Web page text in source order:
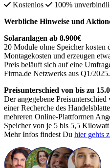
Kostenlos 100%
Werbliche Hinweise und
Solaranlagen ab 8.900€
20 Module ohne Speicher kosten
Montagekosten und erzeugen
Preis beläuft sich auf eine
Firma.de Netzwerks aus Q1/2025.
Preisunterschied von bis zu
Der angegebene
einer Recherche des
mehreren Online-Plattformen
Speicher von je 5 bis 5,5
Mehr Infos findest Du hier gehts